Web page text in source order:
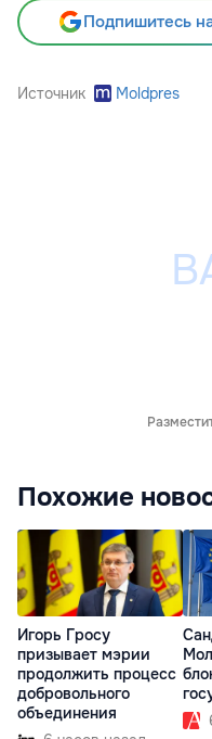
Подпишитесь
Источник Moldpres
Похожие
Игорь Гросу
призывает мэрии
продолжить процесс
добровольного
объединения